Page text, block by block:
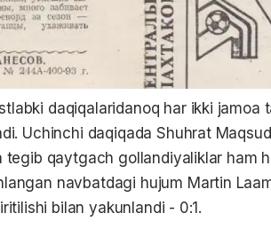
daqiqalaridanoq har ikki jamoa
Uchinchi daqiqada Shuhrat
qaytgach gollandiyaliklar ham
navbatdagi hujum Martin
bilan yakunlandi - 0:1.